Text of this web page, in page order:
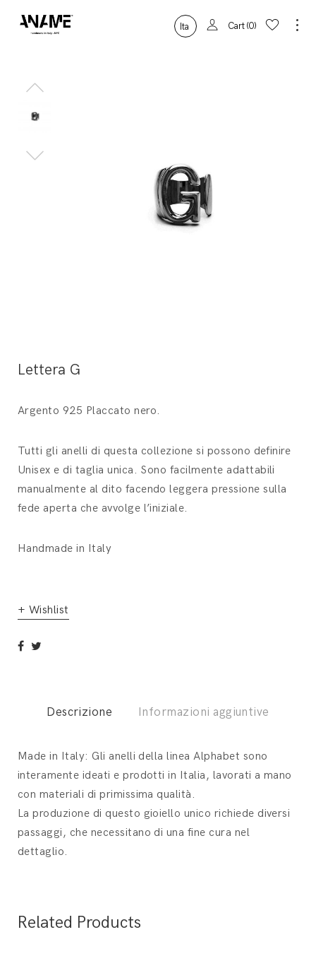
Ita Cart 0
Lettera G
Argento 925 Placcato nero.
Tutti gli anelli di questa collezione si possono definire
Unisex e di taglia unica. Sono facilmente adattabili
manualmente al dito facendo leggera pressione sulla
fede aperta che avvolge l’iniziale.
Handmade in Italy
+ Wishlist
Descrizione Informazioni aggiuntive
Made in Italy: Gli anelli della linea Alphabet sono
interamente ideati e prodotti in Italia, lavorati a mano
con materiali di primissima qualità.
La produzione di questo gioiello unico richiede diversi
passaggi, che necessitano di una fine cura nel
dettaglio.
Related Products